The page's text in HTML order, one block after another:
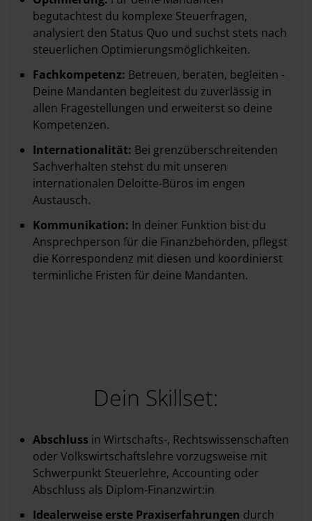
begutachtest du komplexe Steuerfragen,
analysiert den Status Quo und suchst stets nach
steuerlichen Optimierungsmöglichkeiten.
Fachkompetenz: Betreuen, beraten, begleiten -
Deine Mandanten begleitest du zuverlässig in
allen Fragestellungen und erweiterst so deine
Kompetenzen.
Internationalität: Bei grenzüberschreitenden
Sachverhalten stehst du mit unseren
internationalen Deloitte-Büros im engen
Austausch.
Kommunikation: In deiner Funktion bist du
Ansprechperson für die Finanzbehörden, pflegst
die Korrespondenz mit diesen und koordinierst
terminliche Fristen für deine Mandanten.
Dein Skillset:
Abschluss in Wirtschafts-, Rechtswissenschaften
oder Volkswirtschaftslehre vorzugsweise mit
Schwerpunkt Steuerlehre, Accounting oder
Abschluss als Diplom-Finanzwirt:in
Idealerweise erste Praxiserfahrungen durch